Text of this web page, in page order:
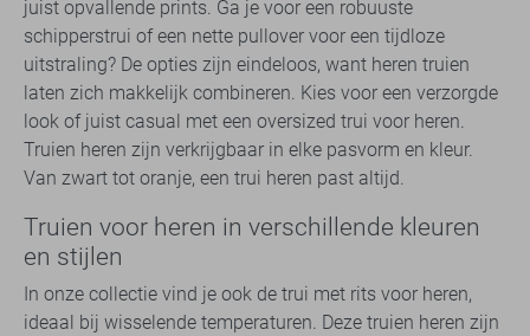
juist opvallende prints. Ga je voor een robuuste
schipperstrui of een nette pullover voor een tijdloze
uitstraling? De opties zijn eindeloos, want heren truien
laten zich makkelijk combineren. Kies voor een verzorgde
look of juist casual met een oversized trui voor heren.
Truien heren zijn verkrijgbaar in elke pasvorm en kleur.
Van zwart tot oranje, een trui heren past altijd.
Truien voor heren in verschillende kleuren
en stijlen
In onze collectie vind je ook de trui met rits voor heren,
ideaal bij wisselende temperaturen. Deze truien heren zijn